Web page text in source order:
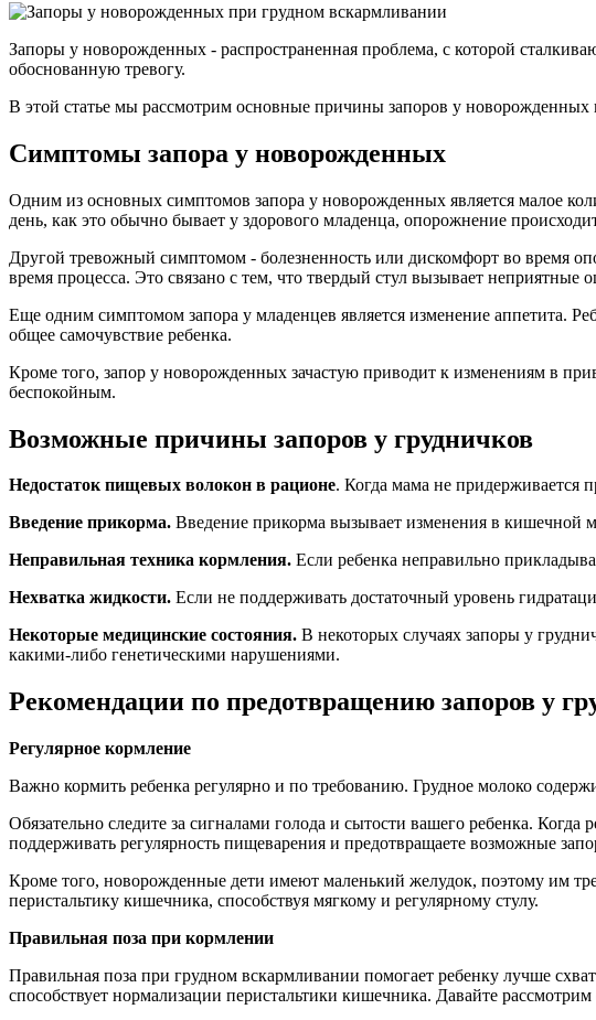
Запоры у новорожденных - распространенная проблема, с которой
обоснованную тревогу.
В этой статье мы рассмотрим основные причины запоров у
Симптомы запора у новорожденных
Одним из основных симптомов запора у новорожденных является малое
день, как это обычно бывает у здорового младенца, опорожнение
Другой тревожный симптомом - болезненность или дискомфорт во время
время процесса. Это связано с тем, что твердый стул вызывает
Еще одним симптомом запора у младенцев является изменение аппетита.
общее самочувствие ребенка.
Кроме того, запор у новорожденных зачастую приводит к изменениям в
беспокойным.
Возможные причины запоров у грудничков
Недостаток пищевых волокон в рационе. Когда мама не придерживается
Введение прикорма. Введение прикорма вызывает изменения в кишечной
Неправильная техника кормления. Если ребенка неправильно
Нехватка жидкости. Если не поддерживать достаточный уровень
Некоторые медицинские состояния. В некоторых случаях запоры у
какими-либо генетическими нарушениями.
Рекомендации по предотвращению запоров у
Регулярное кормление
Важно кормить ребенка регулярно и по требованию. Грудное молоко
Обязательно следите за сигналами голода и сытости вашего ребенка.
поддерживать регулярность пищеварения и предотвращаете возможные
Кроме того, новорожденные дети имеют маленький желудок, поэтому им
перистальтику кишечника, способствуя мягкому и регулярному стулу.
Правильная поза при кормлении
Правильная поза при грудном вскармливании помогает ребенку лучше
способствует нормализации перистальтики кишечника. Давайте